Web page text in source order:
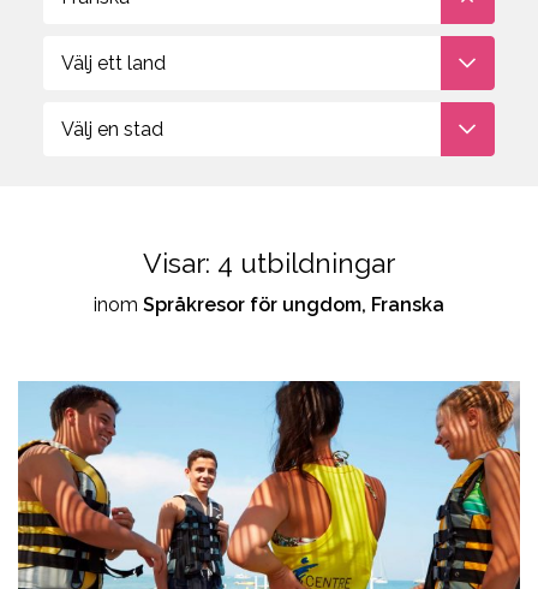
Aviation
studievägledare om du
behöver hjälp att välja
Välj ett land
Välj en stad
Visar: 4 utbildningar
inom Språkresor för ungdom, Franska